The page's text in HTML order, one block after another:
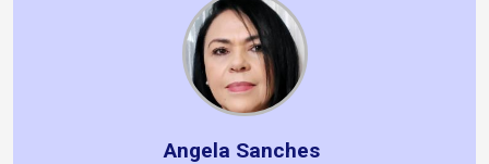
Angela Sanches